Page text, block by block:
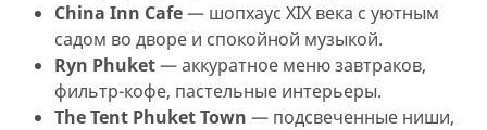
China Inn Cafe— шопхаус XIX века с уютным
садом во дворе и спокойной музыкой.
Ryn Phuket— аккуратное меню завтраков,
фильтр-кофе, пастельные интерьеры.
The Tent Phuket Town — подсвеченные ниши,